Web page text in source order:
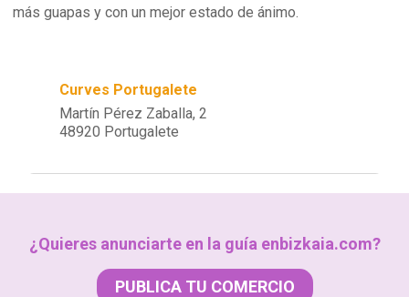
más guapas y con un mejor estado de ánimo.
Curves Portugalete
Martín Pérez Zaballa, 2
48920 Portugalete
¿Quieres anunciarte en la guía enbizkaia.com?
PUBLICA TU COMERCIO